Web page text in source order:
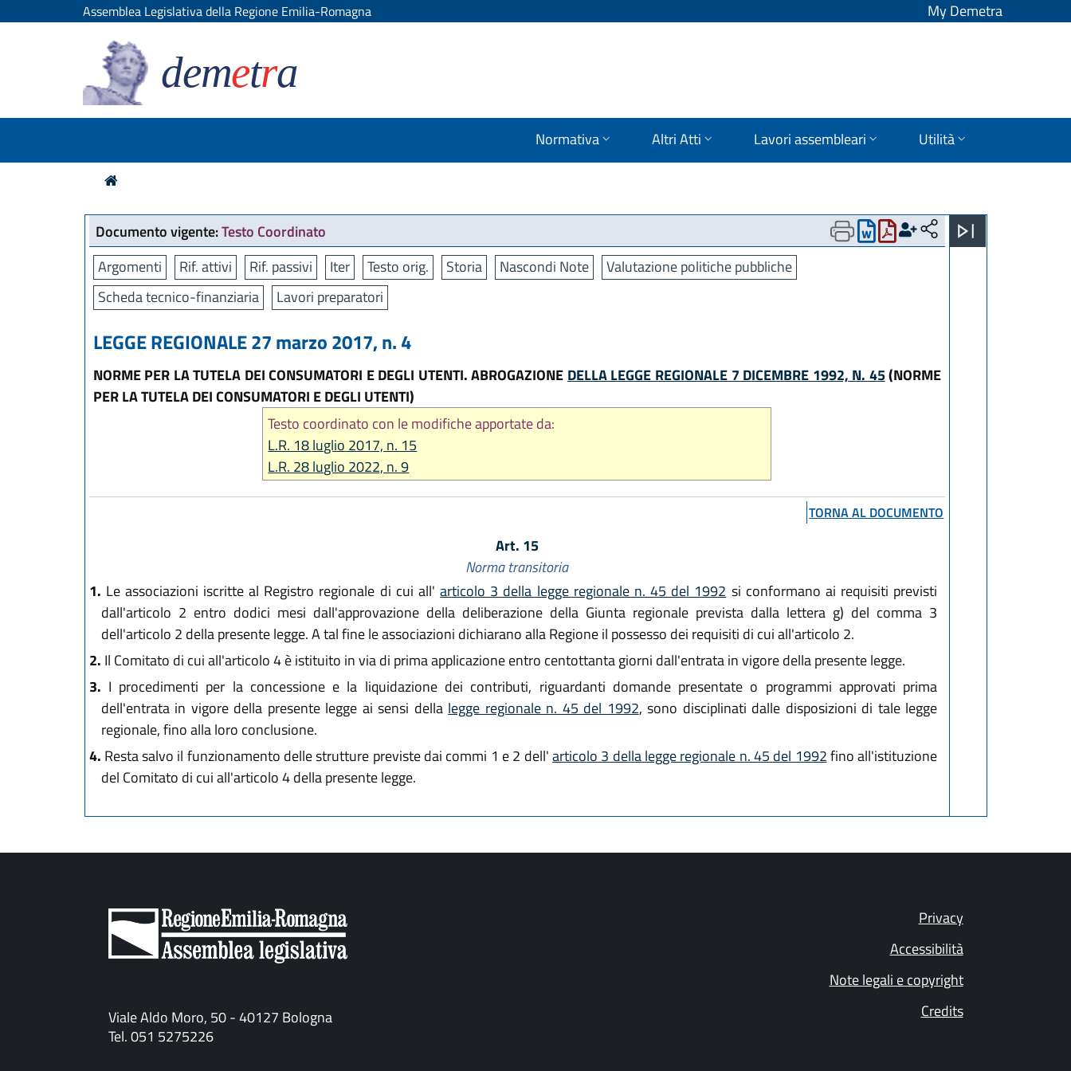
Assemblea Legislativa della Regione Emilia-Romagna My Demetra
demetra
Normativa Altri Atti Lavori assembleari Utilità
Documento vigente:Testo Coordinato
Argomenti
Rif. attivi Rif. passivi Iter Testo orig. Storia Nascondi Note
Valutazione politiche pubbliche
Scheda tecnico-finanziaria
Lavori preparatori
LEGGE REGIONALE 27 marzo 2017, n. 4
NORME PER LA TUTELA DEI CONSUMATORI E DEGLI UTENTI. ABROGAZIONE DELLA LEGGE REGIONALE 7 DICEMBRE 1992, N. 45(NORME
PER LA TUTELA DEI CONSUMATORI E DEGLI UTENTI)
Testo coordinato con le modifiche apportate da:
L.R. 18 luglio 2017, n. 15
L.R. 28 luglio 2022, n. 9
TORNA AL DOCUMENTO
Art. 15
Norma transitoria
1. Le associazioni iscritte al Registro regionale di cui all'articolo 3 della legge regionale n. 45 del 1992 si conformano ai requisiti previsti
dall'articolo 2 entro dodici mesi dall'approvazione della deliberazione della Giunta regionale prevista dalla lettera g) del comma 3
dell'articolo 2 della presente legge. A tal fine le associazioni dichiarano alla Regione il possesso dei requisiti di cui all'articolo 2.
2. Il Comitato di cui all'articolo 4 è istituito in via di prima applicazione entro centottanta giorni dall'entrata in vigore della presente legge.
3. I procedimenti per la concessione e la liquidazione dei contributi, riguardanti domande presentate o programmi approvati prima
dell'entrata in vigore della presente legge ai sensi della legge regionale n. 45 del 1992, sono disciplinati dalle disposizioni di tale legge
regionale, fino alla loro conclusione.
4. Resta salvo il funzionamento delle strutture previste dai commi 1 e 2 dell'articolo 3 della legge regionale n. 45 del 1992fino all'istituzione
del Comitato di cui all'articolo 4 della presente legge.
Viale Aldo Moro, 50 - 40127 Bologna
Tel. 051 5275226
Privacy
Accessibilità
Note legali e copyright
Credits